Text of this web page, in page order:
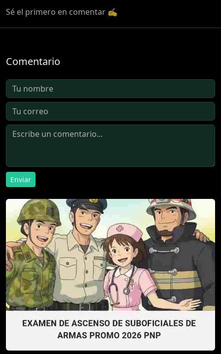
Sé el primero en comentar ✍️
Comentario
Enviar